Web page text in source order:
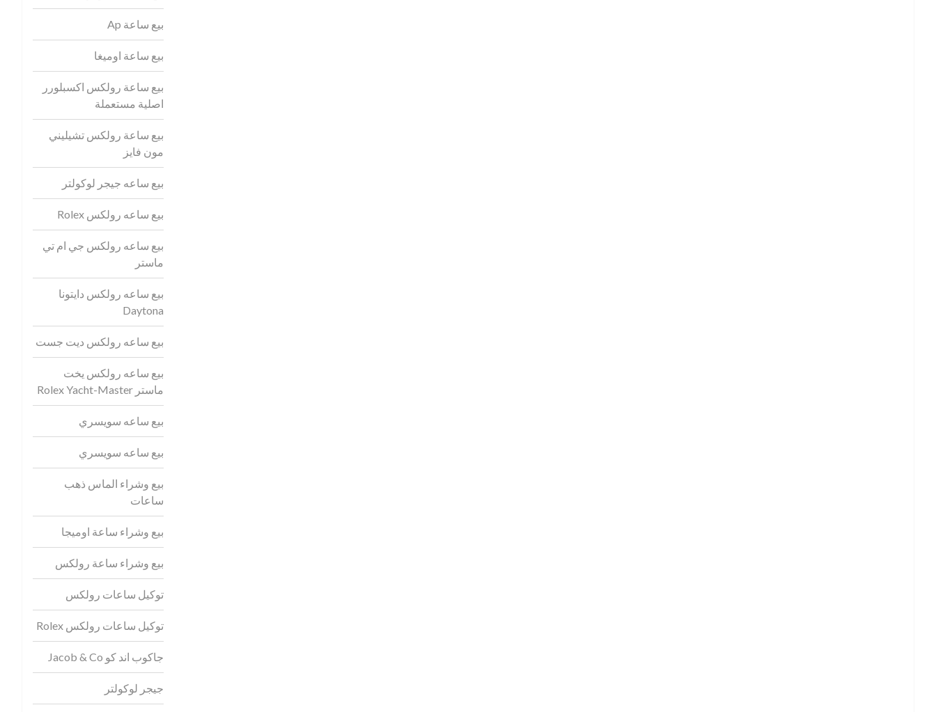
بيع ساعة Ap
بيع ساعة اوميغا
بيع ساعة رولكس اكسبلورر
اصلية مستعملة
بيع ساعة رولكس تشيليني
مون فايز
بيع ساعه جيجر لوكولتر
بيع ساعه رولكس Rolex
بيع ساعه رولكس جي ام تي
ماستر
بيع ساعه رولكس دايتونا
Daytona
بيع ساعه رولكس ديت جست
بيع ساعه رولكس يخت
ماستر Rolex Yacht-Master
بيع ساعه سويسري
بيع ساعه سويسري
بيع وشراء الماس ذهب
ساعات
بيع وشراء ساعة اوميجا
بيع وشراء ساعة رولكس
توكيل ساعات رولكس
توكيل ساعات رولكس Rolex
جاكوب اند كو Jacob & Co
جيجر لوكولتر